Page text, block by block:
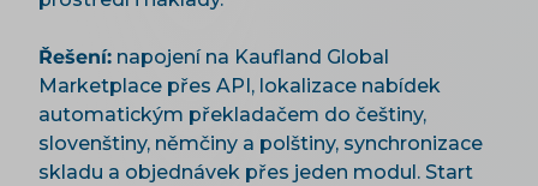
Řešení: napojení na Kaufland Global
Marketplace přes API, lokalizace nabídek
automatickým překladačem do češtiny,
slovenštiny, němčiny a polštiny, synchronizace
skladu a objednávek přes jeden modul. Start